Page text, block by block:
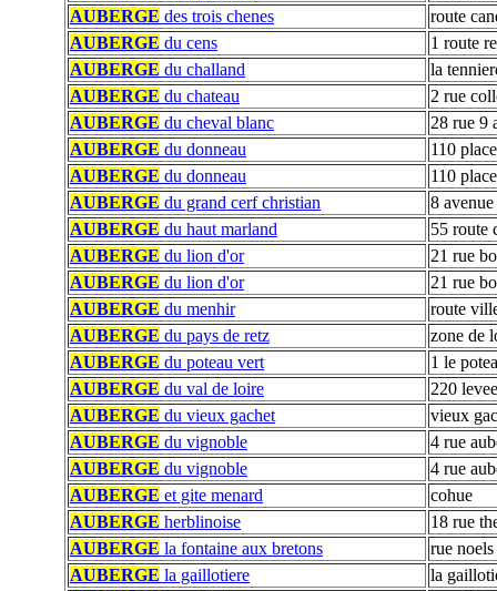
AUBERGE des trois chenes
route
AUBERGE du cens
1 route
AUBERGE du challand
la
AUBERGE du chateau
2 rue
AUBERGE du cheval blanc
28 rue 9
AUBERGE du donneau
110
AUBERGE du donneau
110
AUBERGE du grand cerf christian
8
AUBERGE du haut marland
55 route
AUBERGE du lion d'or
21 rue
AUBERGE du lion d'or
21 rue
AUBERGE du menhir
route
AUBERGE du pays de retz
zone de
AUBERGE du poteau vert
1 le
AUBERGE du val de loire
220
AUBERGE du vieux gachet
vieux
AUBERGE du vignoble
4 rue
AUBERGE du vignoble
4 rue
AUBERGE et gite menard
cohue
AUBERGE herblinoise
18 rue
AUBERGE la fontaine aux bretons
rue noels
AUBERGE la gaillotiere
la